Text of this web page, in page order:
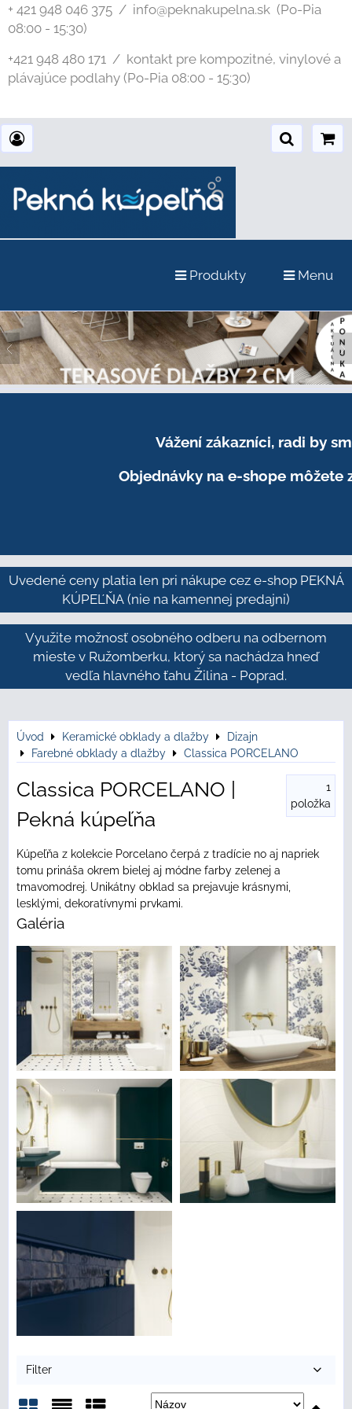
+ 421 948 046 375 / info@peknakupelna.sk (Po-Pia
08:00 - 15:30)
+421 948 480 171 / kontakt pre kompozitné, vinylové a
plávajúce podlahy (Po-Pia 08:00 - 15:30)
Produkty Menu
Vážení zákazníci, radi by
Objednávky na e-shope môžete
Uvedené ceny platia len pri nákupe cez e-shop PEKNÁ
KÚPEĽŇA (nie na kamennej predajni)
Využite možnosť osobného odberu na odbernom
mieste v Ružomberku, ktorý sa nachádza hneď
vedľa hlavného ťahu Žilina - Poprad.
Úvod Keramické obklady a dlažby
Dizajn
Farebné obklady a dlažby
Classica PORCELANO
Classica PORCELANO |
Pekná kúpeľňa
1
položka
Kúpeľňa z kolekcie Porcelano čerpá z tradície no aj napriek
tomu prináša okrem bielej aj módne farby zelenej a
tmavomodrej. Unikátny obklad sa prejavuje krásnymi,
lesklými, dekoratívnymi prvkami.
Galéria
Filter